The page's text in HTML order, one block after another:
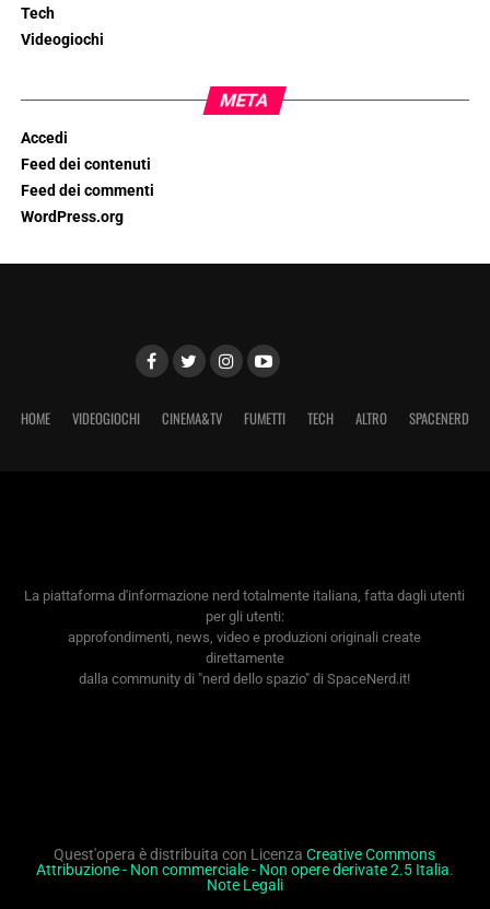
Tech
Videogiochi
META
Accedi
Feed dei contenuti
Feed dei commenti
WordPress.org
HOME VIDEOGIOCHI CINEMA&TV FUMETTI TECH ALTRO SPACENERD
La piattaforma d'informazione nerd totalmente italiana, fatta dagli utenti
per gli utenti:
approfondimenti, news, video e produzioni originali create
direttamente
dalla community di "nerd dello spazio" di SpaceNerd.it!
Quest'opera è distribuita con LicenzaCreative Commons
Attribuzione - Non commerciale - Non opere derivate 2.5 Italia.
Note Legali